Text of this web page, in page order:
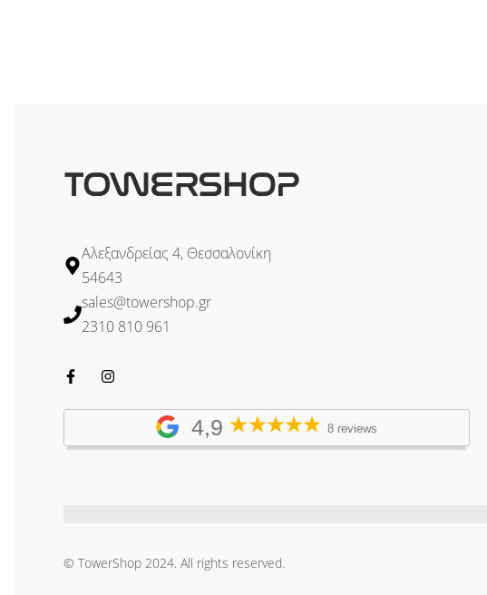
Αλεξανδρείας 4, Θεσσαλονίκη
54643
sales@towershop.gr
2310 810 961
4,9 8 reviews
© TowerShop 2024. All rights reserved.